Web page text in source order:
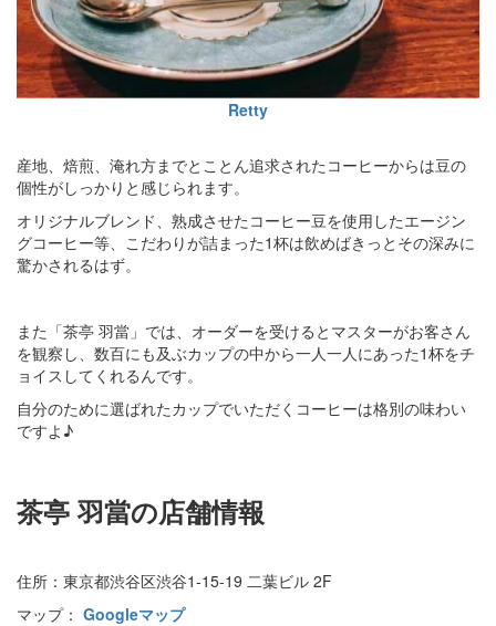
Retty
産地、焙煎、淹れ方までとことん追求されたコーヒーからは豆の
個性がしっかりと感じられます。
オリジナルブレンド、熟成させたコーヒー豆を使用したエージン
グコーヒー等、こだわりが詰まった1杯は飲めばきっとその深みに
驚かされるはず。
また「茶亭 羽當」では、オーダーを受けるとマスターがお客さん
を観察し、数百にも及ぶカップの中から一人一人にあった1杯をチ
ョイスしてくれるんです。
自分のために選ばれたカップでいただくコーヒーは格別の味わい
ですよ♪
茶亭 羽當の店舗情報
住所：東京都渋谷区渋谷1-15-19 二葉ビル 2F
マップ： Googleマップ